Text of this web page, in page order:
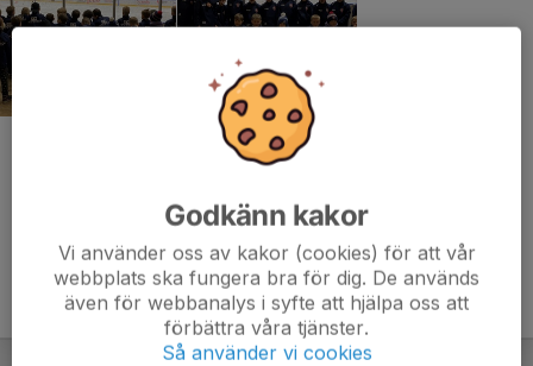
Godkänn kakor
Vi använder oss av kakor (cookies) för att vår
webbplats ska fungera bra för dig. De används
även för webbanalys i syfte att hjälpa oss att
förbättra våra tjänster.
Så använder vi cookies